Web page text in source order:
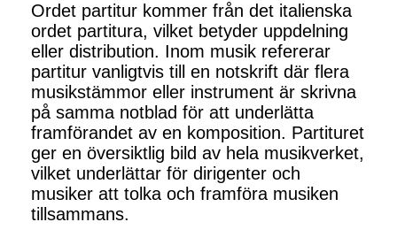
Ordet partitur kommer från det italienska
ordet partitura, vilket betyder uppdelning
eller distribution. Inom musik refererar
partitur vanligtvis till en notskrift där flera
musikstämmor eller instrument är skrivna
på samma notblad för att underlätta
framförandet av en komposition. Partituret
ger en översiktlig bild av hela musikverket,
vilket underlättar för dirigenter och
musiker att tolka och framföra musiken
tillsammans.